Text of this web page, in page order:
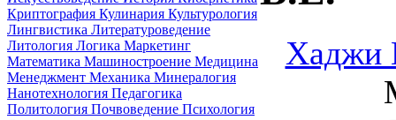
Криптография Кулинария Культурология
Лингвистика Литературоведение
Литология Логика Маркетинг
Математика Машиностроение Медицина
Менеджмент Механика Минералогия
Нанотехнология Педагогика
Политология Почвоведение Психология
Хаджи